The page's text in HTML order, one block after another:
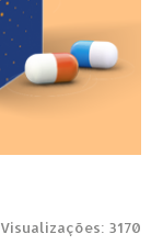
Visualizações: 3170